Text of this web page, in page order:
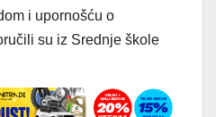
i upornošću o
su iz Srednje škole